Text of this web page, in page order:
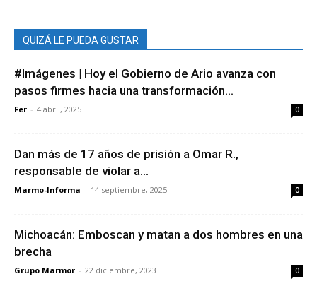
QUIZÁ LE PUEDA GUSTAR
#Imágenes | Hoy el Gobierno de Ario avanza con
pasos firmes hacia una transformación...
Fer - 4 abril, 2025 0
Dan más de 17 años de prisión a Omar R.,
responsable de violar a...
Marmo-Informa - 14 septiembre, 2025 0
Michoacán: Emboscan y matan a dos hombres en una
brecha
Grupo Marmor - 22 diciembre, 2023 0